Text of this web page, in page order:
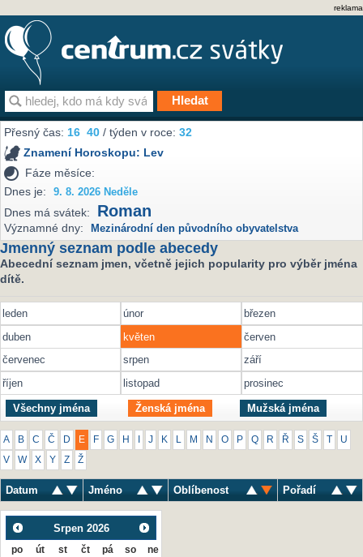
reklama
Přesný čas:16 40 / týden v roce:32
Znamení Horoskopu: Lev
Fáze měsíce:
Dnes je:
9. 8. 2026 Neděle
Dnes má svátek: Roman
Významné dny: Mezinárodní den původního obyvatelstva
Jmenný seznam podle abecedy
Abecední seznam jmen, včetně jejich popularity pro výběr jména
dítě.
leden únor
březen
duben
květen
červen
červenec
srpen
září
říjen
listopad prosinec
Všechny jména Ženská jména Mužská jména
A B C Č D E F G H J K M N O P Q R Ř S Š U
V W X Y Z Ž
Datum Jméno Oblíbenost Pořadí
Srpen 2026
po út st čt pá so ne